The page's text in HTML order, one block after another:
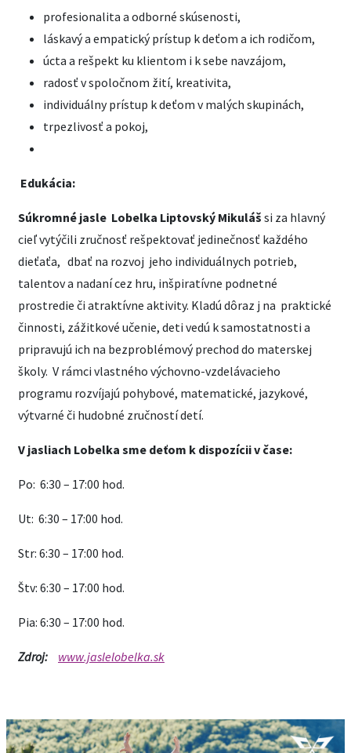
profesionalita a odborné skúsenosti,
láskavý a empatický prístup k deťom a ich rodičom,
úcta a rešpekt ku klientom i k sebe navzájom,
radosť v spoločnom žití, kreativita,
individuálny prístup k deťom v malých skupinách,
trpezlivosť a pokoj,
Edukácia:
Súkromné jasle Lobelka Liptovský Mikuláš si za hlavný
cieľ vytýčili zručnosť rešpektovať jedinečnosť každého
dieťaťa, dbať na rozvoj jeho individuálnych potrieb,
talentov a nadaní cez hru, inšpiratívne podnetné
prostredie či atraktívne aktivity. Kladú dôraz j na praktické
činnosti, zážitkové učenie, deti vedú k samostatnosti a
pripravujú ich na bezproblémový prechod do materskej
školy. V rámci vlastného výchovno-vzdelávacieho
programu rozvíjajú pohybové, matematické, jazykové,
výtvarné či hudobné zručností detí.
V jasliach Lobelka sme deťom k dispozícii v čase:
Po: 6:30 – 17:00 hod.
Ut: 6:30 – 17:00 hod.
Str: 6:30 – 17:00 hod.
Štv: 6:30 – 17:00 hod.
Pia: 6:30 – 17:00 hod.
Zdroj: www.jaslelobelka.sk